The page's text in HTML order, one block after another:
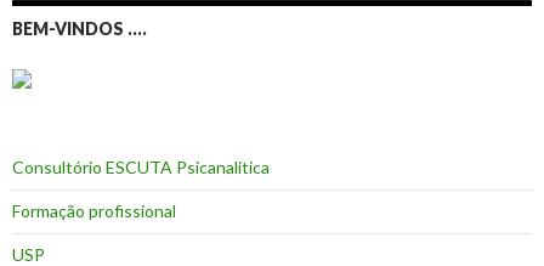
BEM-VINDOS ….
Consultório ESCUTA Psicanalítica
Formação profissional
USP